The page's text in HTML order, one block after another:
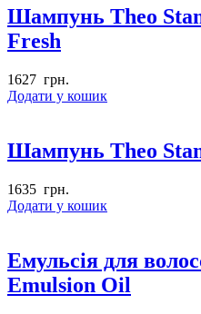
Шампунь Theo
Fresh
1627 грн.
Додати у кошик
Шампунь Theo
1635 грн.
Додати у кошик
Емульсія для
Emulsion Oil